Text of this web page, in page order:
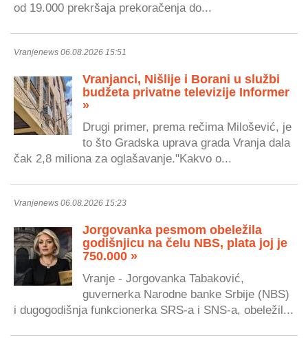
od 19.000 prekršaja prekoračenja do...
Vranjenews 06.08.2026 15:51
Vranjanci, Nišlije i Borani u službi
budžeta privatne televizije Informer
»
Drugi primer, prema rečima Milošević, je
to što Gradska uprava grada Vranja dala
čak 2,8 miliona za oglašavanje."Kakvo o...
Vranjenews 06.08.2026 15:23
Jorgovanka pesmom obeležila
godišnjicu na čelu NBS, plata joj je
750.000 »
Vranje - Jorgovanka Tabaković,
guvernerka Narodne banke Srbije (NBS)
i dugogodišnja funkcionerka SRS-a i SNS-a, obeležil...